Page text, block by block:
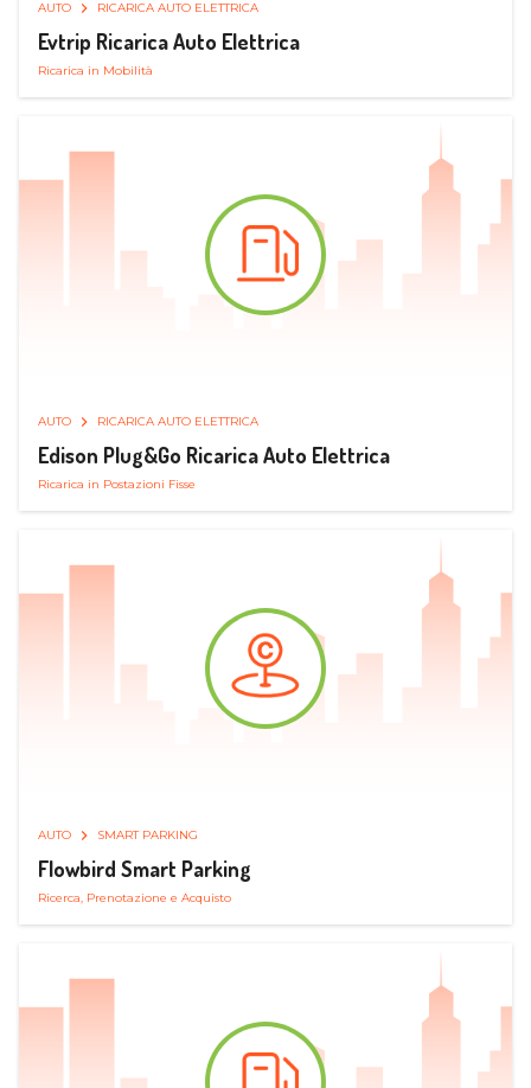
AUTO RICARICA AUTO ELETTRICA
Evtrip Ricarica Auto Elettrica
Ricarica in Mobilità
AUTO RICARICA AUTO ELETTRICA
Edison Plug&Go Ricarica Auto Elettrica
Ricarica in Postazioni Fisse
AUTO SMART PARKING
Flowbird Smart Parking
Ricerca, Prenotazione e Acquisto